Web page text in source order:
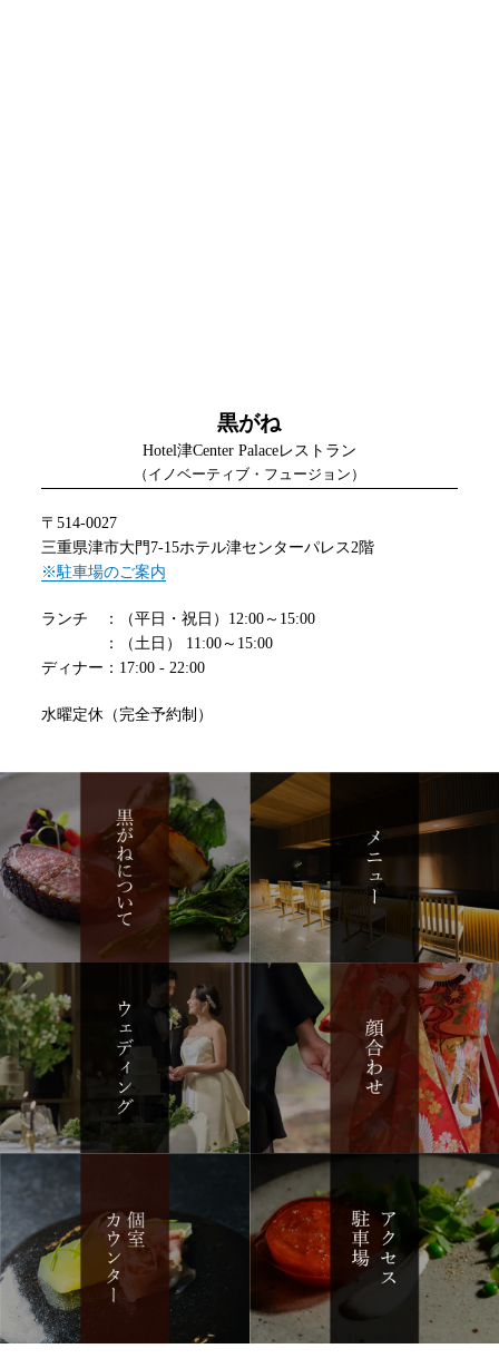
黒がね
Hotel津Center Palaceレストラン
（イノベーティブ・フュージョン）
〒514-0027
三重県津市大門7-15ホテル津センターパレス2階
※駐車場のご案内
ランチ ：（平日・祝日）12:00～15:00
：（土日） 11:00～15:00
ディナー：17:00 - 22:00
水曜定休（完全予約制）